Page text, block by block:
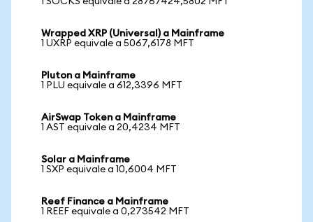
Wrapped XRP (Universal) a Mainframe
1 UXRP equivale a 5067,6178 MFT
Pluton a Mainframe
1 PLU equivale a 612,3396 MFT
AirSwap Token a Mainframe
1 AST equivale a 20,4234 MFT
Solar a Mainframe
1 SXP equivale a 10,6004 MFT
Reef Finance a Mainframe
1 REEF equivale a 0,273542 MFT